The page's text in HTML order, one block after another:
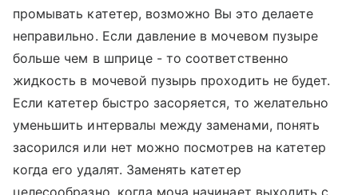
промывать катетер, возможно Вы это делаете
неправильно. Если давление в мочевом пузыре
больше чем в шприце - то соответственно
жидкость в мочевой пузырь проходить не будет.
Если катетер быстро засоряется, то желательно
уменьшить интервалы между заменами, понять
засорился или нет можно посмотрев на катетер
когда его удалят. Заменять катетер
целесообразно, когда моча начинает выходить с